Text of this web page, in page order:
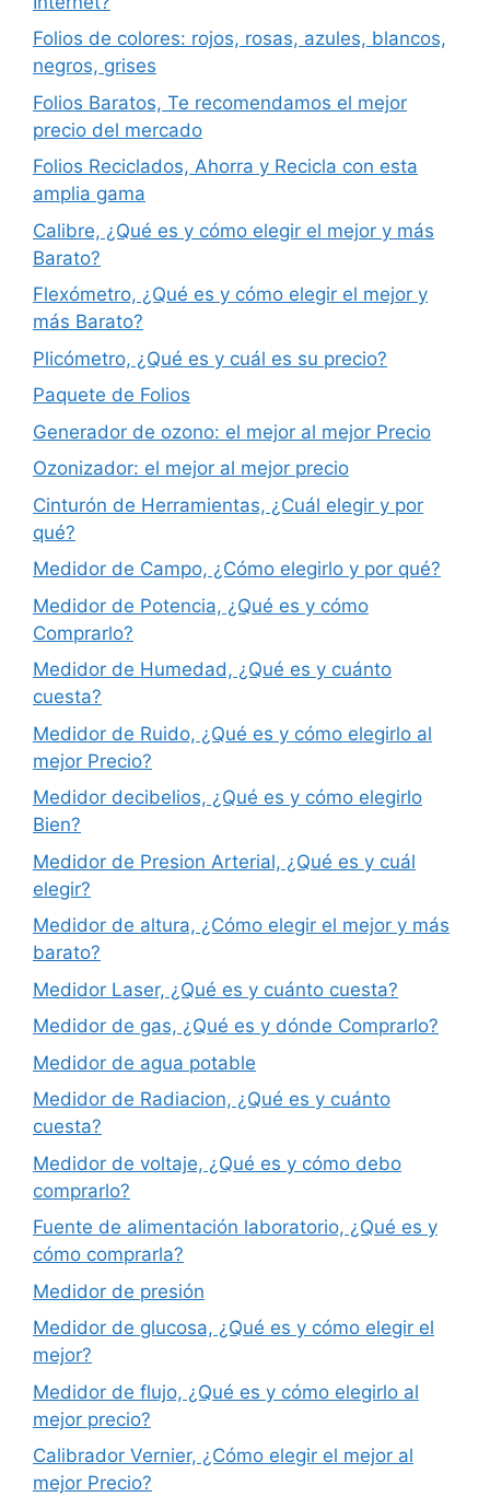
Folios de colores: rojos, rosas, azules, blancos,
negros, grises
Folios Baratos, Te recomendamos el mejor
precio del mercado
Folios Reciclados, Ahorra y Recicla con esta
amplia gama
Calibre, ¿Qué es y cómo elegir el mejor y más
Barato?
Flexómetro, ¿Qué es y cómo elegir el mejor y
más Barato?
Plicómetro, ¿Qué es y cuál es su precio?
Paquete de Folios
Generador de ozono: el mejor al mejor Precio
Ozonizador: el mejor al mejor precio
Cinturón de Herramientas, ¿Cuál elegir y por
qué?
Medidor de Campo, ¿Cómo elegirlo y por qué?
Medidor de Potencia, ¿Qué es y cómo
Comprarlo?
Medidor de Humedad, ¿Qué es y cuánto
cuesta?
Medidor de Ruido, ¿Qué es y cómo elegirlo al
mejor Precio?
Medidor decibelios, ¿Qué es y cómo elegirlo
Bien?
Medidor de Presion Arterial, ¿Qué es y cuál
elegir?
Medidor de altura, ¿Cómo elegir el mejor y más
barato?
Medidor Laser, ¿Qué es y cuánto cuesta?
Medidor de gas, ¿Qué es y dónde Comprarlo?
Medidor de agua potable
Medidor de Radiacion, ¿Qué es y cuánto
cuesta?
Medidor de voltaje, ¿Qué es y cómo debo
comprarlo?
Fuente de alimentación laboratorio, ¿Qué es y
cómo comprarla?
Medidor de presión
Medidor de glucosa, ¿Qué es y cómo elegir el
mejor?
Medidor de flujo, ¿Qué es y cómo elegirlo al
mejor precio?
Calibrador Vernier, ¿Cómo elegir el mejor al
mejor Precio?